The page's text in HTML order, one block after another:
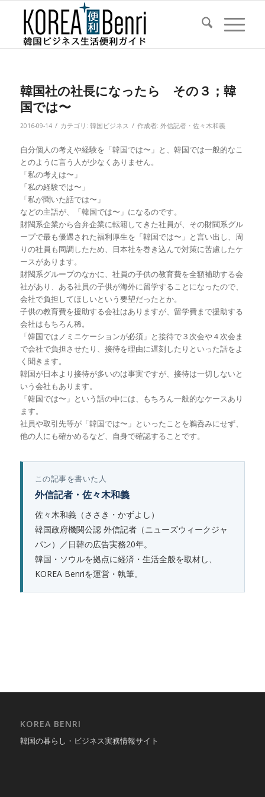
韓国社の社長になったら その３；韓
国では〜
2016-09-14 / カテゴリ: 韓国ビジネス / 作成者: 外信記者・佐々木和義
自分個人の考えや経験を「韓国では〜」と、韓国では一般的なこ
とのように言う人が少なくありません。
「私の考えは〜」
「私の経験では〜」
「私が聞いた話では〜」
などの主語が、「韓国では〜」になるのです。
財閥系企業から合弁企業に転籍してきた社員が、その財閥系グル
ープで最も優遇された福利厚生を「韓国では〜」と言い出し、周
りの社員も同調したため、日本社を巻き込んで対策に苦慮したケ
ースがあります。
財閥系グループのなかに、社員の子供の教育費を全額補助する会
社があり、ある社員の子供が海外に留学することになったので、
会社で負担してほしいという要望だったとか。
子供の教育費を援助する会社はありますが、留学費まで援助する
会社はもちろん稀。
「韓国ではノミニケーションが必須」と接待で３次会や４次会ま
で会社で負担させたり、接待を理由に遅刻したりといった話をよ
く聞きます。
韓国が日本より接待が多いのは事実ですが、接待は一切しないと
いう会社もあります。
「韓国では〜」という話の中には、もちろん一般的なケースあり
ます。
社員や取引先等が「韓国では〜」といったことを鵜呑みにせず、
他の人にも確かめるなど、自身で確認することです。
この記事を書いた人
外信記者・佐々木和義
佐々木和義（ささき・かずよし）
韓国政府機関公認 外信記者（ニューズウィークジャ
パン）／日韓の広告実務20年。
韓国・ソウルを拠点に経済・生活全般を取材し、
KOREA Benriを運営・執筆。
KOREA BENRI
韓国の暮らし・ビジネス実務情報サイト